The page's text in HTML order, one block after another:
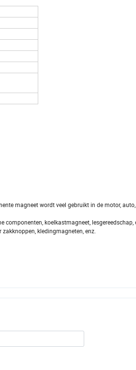
magneet wordt veel gebruikt in de motor,
componenten, koelkastmagneet, lesgereedschap,
kledingmagneten, enz.